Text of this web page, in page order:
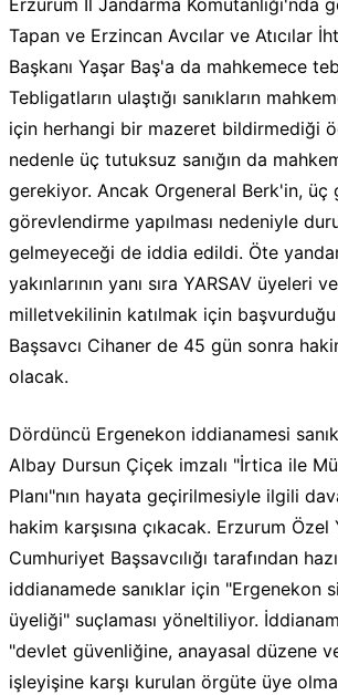
Erzurum İl Jandarma Komutanlığı'nda
Tapan ve Erzincan Avcılar ve Atıcılar
Başkanı Yaşar Baş'a da mahkemece
Tebligatların ulaştığı sanıkların
için herhangi bir mazeret bildirmediği
nedenle üç tutuksuz sanığın da
gerekiyor. Ancak Orgeneral Berk'in, üç
görevlendirme yapılması nedeniyle
gelmeyeceği de iddia edildi. Öte
yakınlarının yanı sıra YARSAV üyeleri
milletvekilinin katılmak için
Başsavcı Cihaner de 45 gün sonra
olacak.
Dördüncü Ergenekon iddianamesi
Albay Dursun Çiçek imzalı "İrtica ile
Planı"nın hayata geçirilmesiyle ilgili
hakim karşısına çıkacak. Erzurum Özel
Cumhuriyet Başsavcılığı tarafından
iddianamede sanıklar için "Ergenekon
üyeliği" suçlaması yöneltiliyor.
"devlet güvenliğine, anayasal düzene
işleyişine karşı kurulan örgüte üye